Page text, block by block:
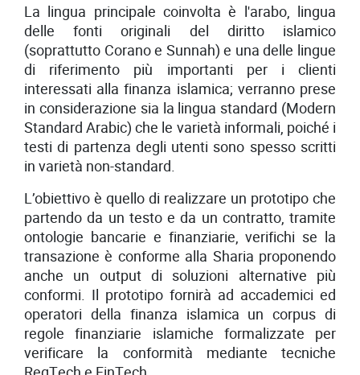
La lingua principale coinvolta è l'arabo, lingua
delle fonti originali del diritto islamico
(soprattutto Corano e Sunnah) e una delle lingue
di riferimento più importanti per i clienti
interessati alla finanza islamica; verranno prese
in considerazione sia la lingua standard (Modern
Standard Arabic) che le varietà informali, poiché i
testi di partenza degli utenti sono spesso scritti
in varietà non-standard.
L’obiettivo è quello di realizzare un prototipo che
partendo da un testo e da un contratto, tramite
ontologie bancarie e finanziarie, verifichi se la
transazione è conforme alla Sharia proponendo
anche un output di soluzioni alternative più
conformi. Il prototipo fornirà ad accademici ed
operatori della finanza islamica un corpus di
regole finanziarie islamiche formalizzate per
verificare la conformità mediante tecniche